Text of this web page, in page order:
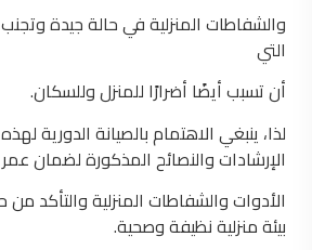
والشفاطات المنزلية في حالة جيدة وتجنب
التي
أن تسبب أيضًا أضرارًا للمنزل وللسكان.
لذا، ينبغي الاهتمام بالصيانة الدورية لهذه
الإرشادات والنصائح المذكورة لضمان عمر
الأدوات والشفاطات المنزلية والتأكد من
بيئة منزلية نظيفة وصحية.